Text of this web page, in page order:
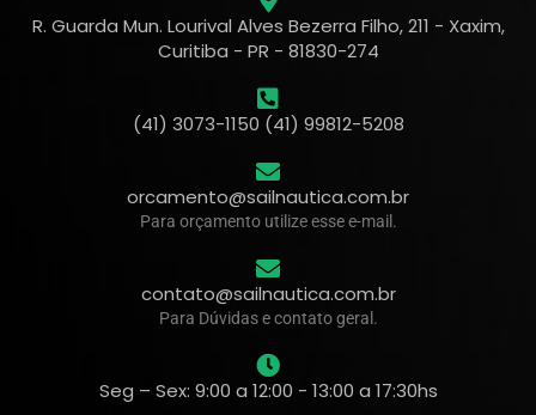
R. Guarda Mun. Lourival Alves Bezerra Filho, 211 - Xaxim,
Curitiba - PR - 81830-274
(41) 3073-1150 (41) 99812-5208
orcamento@sailnautica.com.br
Para orçamento utilize esse e-mail.
contato@sailnautica.com.br
Para Dúvidas e contato geral.
Seg – Sex: 9:00 a 12:00 - 13:00 a 17:30hs